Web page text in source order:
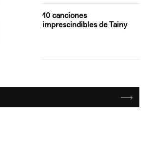
10 canciones
imprescindibles de Tainy